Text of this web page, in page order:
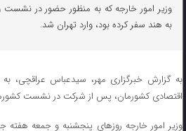
وزیر امور خارجه که به منظور حضور در نشست
به هند سفر کرده بود، وارد تهران شد.
به گزارش خبرگزاری مهر، سیدعباس عراقچی،
اقتصادی کشورمان، پس از شرکت در نشست
وزیر امور خارجه روزهای پنجشنبه و جمعه